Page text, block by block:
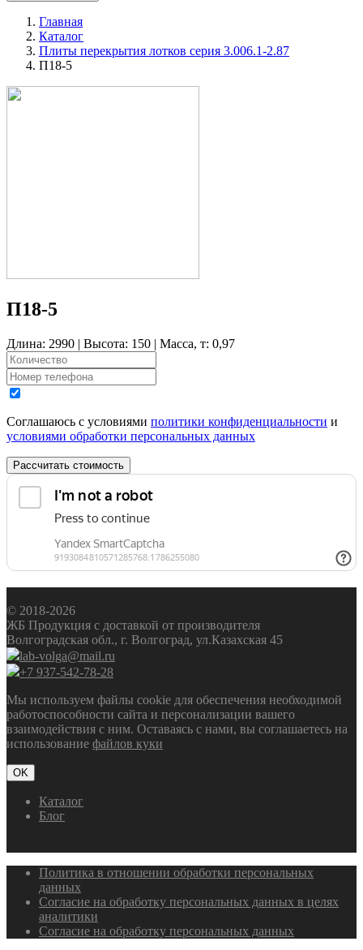
Главная
Каталог
Плиты перекрытия лотков серия 3.006.1-2.87
П18-5
П18-5
Длина: 2990 | Высота: 150 | Масса, т: 0,97
Соглашаюсь с условиями политики конфиденциальности и
условиями обработки персональных данных
Рассчитать стоимость
© 2018-2026
ЖБ Продукция с доставкой от производителя
Волгоградская обл., г. Волгоград, ул.Казахская 45
lab-volga@mail.ru
+7 937-542-78-28
Мы используем файлы cookie для обеспечения необходимой
работоспособности сайта и персонализации вашего
взаимодействия с ним. Оставаясь с нами, вы соглашаетесь на
использование файлов куки
OK
Каталог
Блог
Политика в отношении обработки персональных
данных
Согласие на обработку персональных данных в целях
аналитики
Согласие на обработку персональных данных